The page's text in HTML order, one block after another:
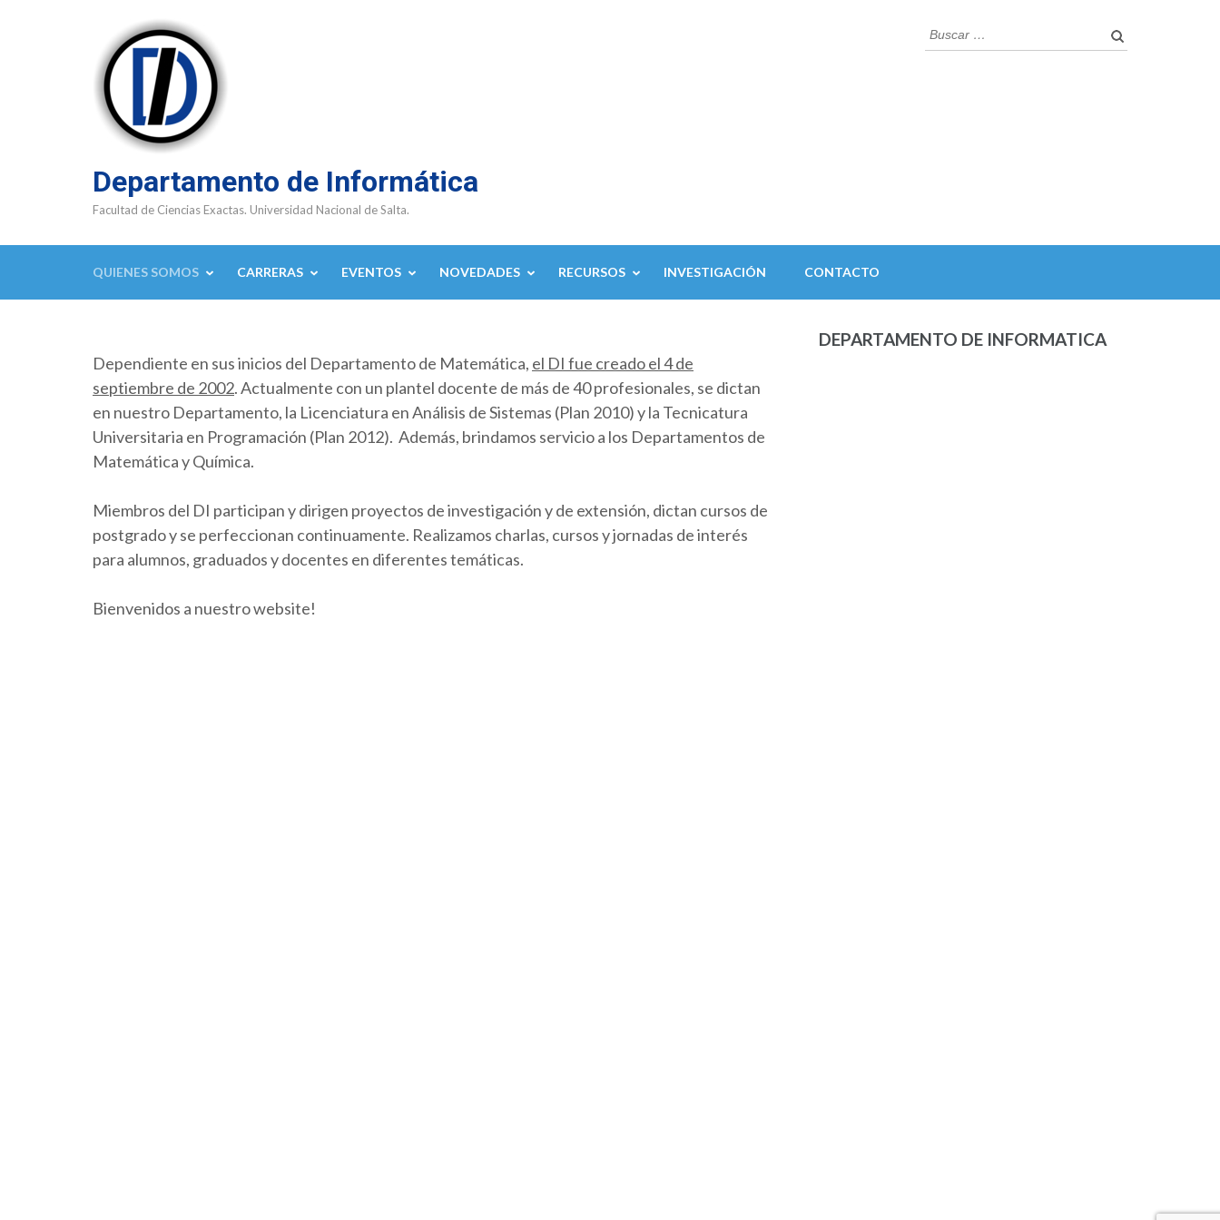
Departamento de Informática
Facultad de Ciencias Exactas. Universidad Nacional de Salta.
Buscar:
QUIENES SOMOS CARRERAS EVENTOS NOVEDADES RECURSOS INVESTIGACIÓN CONTACTO
Dependiente en sus inicios del Departamento de Matemática, el DI fue creado el 4 de
septiembre de 2002. Actualmente con un plantel docente de más de 40 profesionales, se dictan
en nuestro Departamento, la Licenciatura en Análisis de Sistemas (Plan 2010) y la Tecnicatura
Universitaria en Programación (Plan 2012). Además, brindamos servicio a los Departamentos de
Matemática y Química.
Miembros del DI participan y dirigen proyectos de investigación y de extensión, dictan cursos de
postgrado y se perfeccionan continuamente. Realizamos charlas, cursos y jornadas de interés
para alumnos, graduados y docentes en diferentes temáticas.
Bienvenidos a nuestro website!
DEPARTAMENTO DE INFORMATICA